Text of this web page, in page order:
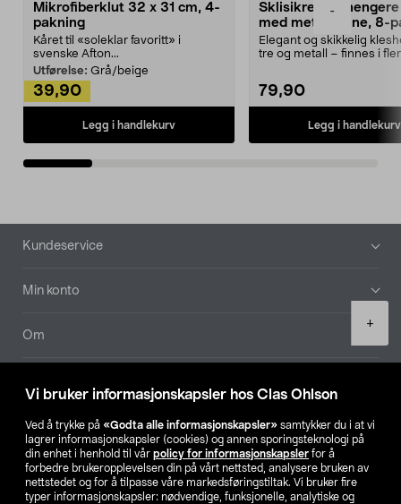
Vi bruker informasjonskapsler hos Clas Ohlson
Ved å trykke på «Godta alle informasjonskapsler» samtykker du i at vi
lagrer informasjonskapsler (cookies) og annen sporingsteknologi på
din enhet i henhold til vår policy for informasjonskapsler for å
forbedre brukeropplevelsen din på vårt nettsted, analysere bruken av
nettstedet og for å tilpasse våre markedsføringstiltak. Vi bruker fire
typer informasjonskapsler: nødvendige, funksjonelle, analytiske og
-
+
Mikrofiberklut 32 x 31 cm, 4-
pakning
Kåret til «soleklar favoritt» i
svenske Afton...
Utførelse: Grå/beige
39,90
Legg i handlekurv
Sklisikre
med metallpinne, 8-
Elegant og skikkelig
tre og metall – finnes i
79,90
Legg i handlekurv
Bunntekst
Kundeservice
Min konto
Om
Våre selskaper
Finn din butikk